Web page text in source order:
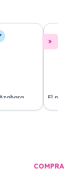
y el
El
llegó
COMPRA